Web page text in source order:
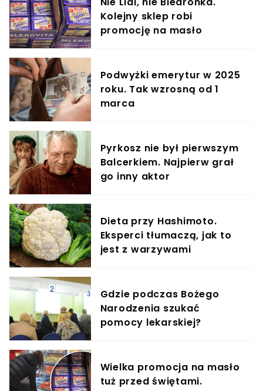
Kolejny sklep robi
promocję na masło
Podwyżki emerytur w 2025
roku. Tak wzrosną od 1
marca
Pyrkosz nie był pierwszym
Balcerkiem. Najpierw grał
go inny aktor
Dieta przy Hashimoto.
Eksperci tłumaczą, jak to
jest z warzywami
Gdzie podczas Bożego
Narodzenia szukać
pomocy lekarskiej?
Wielka promocja na masło
tuż przed świętami.